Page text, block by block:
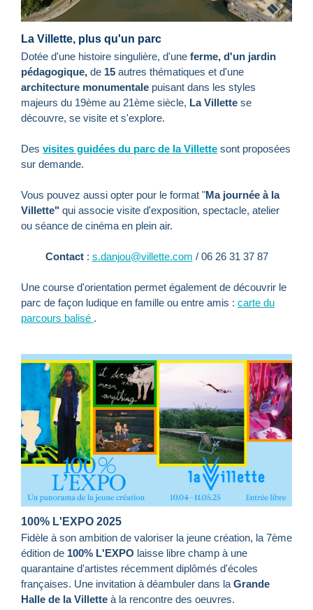
La Villette, plus qu'un parc
Dotée d'une histoire singulière, d'une ferme, d'un jardin
pédagogique, de 15 autres thématiques et d'une
architecture monumentale puisant dans les styles
majeurs du 19ème au 21ème siècle, La Villette se
découvre, se visite et s'explore.
Des visites guidées du parc de la Villette sont proposées
sur demande.
Vous pouvez aussi opter pour le format "Ma journée à la
Villette" qui associe visite d'exposition, spectacle, atelier
ou séance de cinéma en plein air.
Contact: s.danjou@villette.com / 06 26 31 37 87
Une course d'orientation permet également de découvrir le
parc de façon ludique en famille ou entre amis : carte du
parcours balisé .
100% L'EXPO 2025
Fidèle à son ambition de valoriser la jeune création, la 7ème
édition de 100% L'EXPO laisse libre champ à une
quarantaine d'artistes récemment diplômés d'écoles
françaises. Une invitation à déambuler dans la Grande
Halle de la Villette à la rencontre des oeuvres.